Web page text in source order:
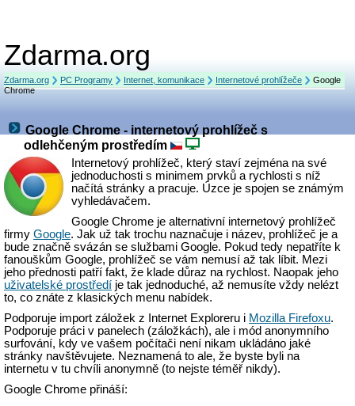
Zdarma.org
Zdarma.org PC Programy Internet, komunikace Internetové prohlížeče
Google
Chrome
Google Chrome - internetový prohlížeč s
odlehčeným prostředím
Internetový prohlížeč, který staví zejména na své
jednoduchosti s minimem prvků a rychlosti s níž
načítá stránky a pracuje. Úzce je spojen se známým
vyhledávačem.
Google Chrome je alternativní internetový prohlížeč
firmy Google. Jak už tak trochu naznačuje i název, prohlížeč je a
bude značně svázán se službami Google. Pokud tedy nepatříte k
fanouškům Google, prohlížeč se vám nemusí až tak líbit. Mezi
jeho přednosti patří fakt, že klade důraz na rychlost. Naopak jeho
uživatelské prostředí je tak jednoduché, až nemusíte vždy nelézt
to, co znáte z klasických menu nabídek.
Podporuje import záložek z Internet Exploreru i Mozilla Firefoxu.
Podporuje práci v panelech (záložkách), ale i mód anonymního
surfování, kdy ve vašem počítači není nikam ukládáno jaké
stránky navštěvujete. Neznamená to ale, že byste byli na
internetu v tu chvíli anonymně (to nejste téměř nikdy).
Google Chrome přináší: